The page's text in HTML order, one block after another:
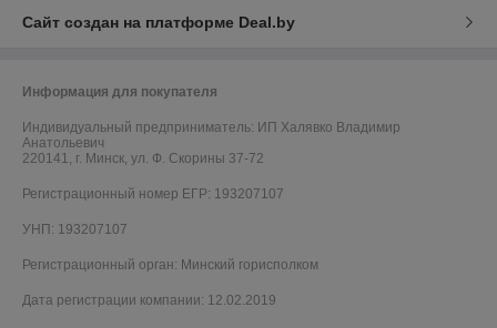
Сайт создан на платформе Deal.by
Информация для покупателя
Индивидуальный предприниматель: ИП Халявко Владимир
Анатольевич
220141, г. Минск, ул. Ф. Скорины 37-72
Регистрационный номер ЕГР: 193207107
УНП: 193207107
Регистрационный орган: Минский горисполком
Дата регистрации компании: 12.02.2019